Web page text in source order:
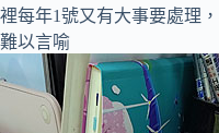
裡每年1號又有大事要處理
難以言喻